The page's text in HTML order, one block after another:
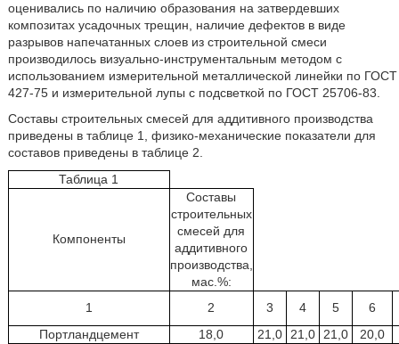
оценивались по наличию образования на затвердевших
композитах усадочных трещин, наличие дефектов в виде
разрывов напечатанных слоев из строительной смеси
производилось визуально-инструментальным методом с
использованием измерительной металлической линейки по ГОСТ
427-75 и измерительной лупы с подсветкой по ГОСТ 25706-83.
Составы строительных смесей для аддитивного производства
приведены в таблице 1, физико-механические показатели для
составов приведены в таблице 2.
Таблица 1
Компоненты
Составы
строительных
смесей для
аддитивного
производства,
мас.%:
1
2 3 4 5
6
Портландцемент
18,0 21,0 21,0 21,0
20,0